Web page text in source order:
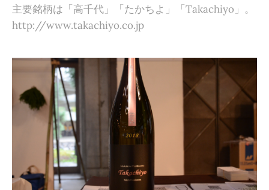
主要銘柄は「高千代」「たかちよ」「Takachiyo」。
http://www.takachiyo.co.jp